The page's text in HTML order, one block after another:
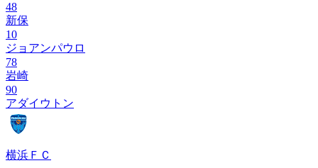
48
新保
10
ジョアンパウロ
78
岩崎
90
アダイウトン
横浜ＦＣ